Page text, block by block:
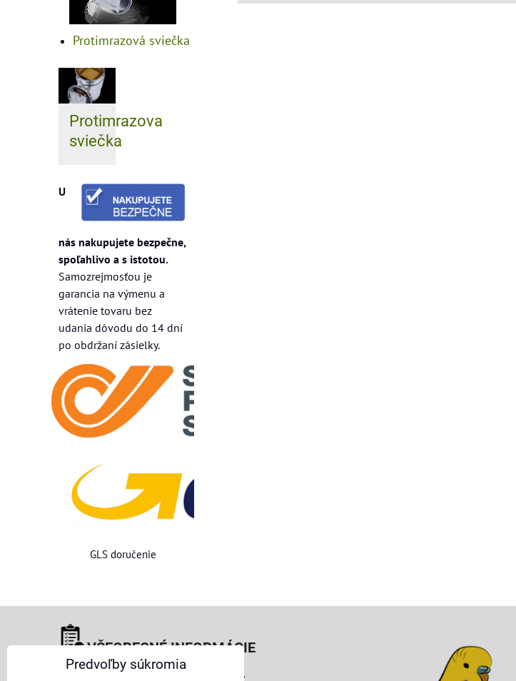
Protimrazová sviečka
Protimrazova
sviečka
U
nás nakupujete bezpečne,
spoľahlivo a s istotou.
Samozrejmosťou je
garancia na výmenu a
vrátenie tovaru bez
udania dôvodu do 14 dní
po obdržaní zásielky.
GLS doručenie
VŠEOBECNÉ INFORMÁCIE
Obchodné podmienky pre osoby
Predvoľby súkromia